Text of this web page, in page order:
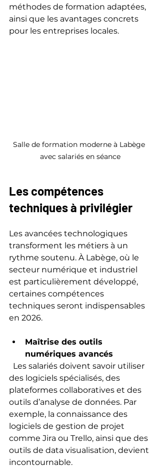
méthodes de formation adaptées,
ainsi que les avantages concrets
pour les entreprises locales.
Salle de formation moderne à Labège
avec salariés en séance
Les compétences
techniques à privilégier
Les avancées technologiques
transforment les métiers à un
rythme soutenu. À Labège, où le
secteur numérique et industriel
est particulièrement développé,
certaines compétences
techniques seront indispensables
en 2026.
Maîtrise des outils
numériques avancés
des logiciels spécialisés, des
plateformes collaboratives et des
outils d’analyse de données. Par
exemple, la connaissance des
logiciels de gestion de projet
comme Jira ou Trello, ainsi que des
outils de data visualisation, devient
incontournable.